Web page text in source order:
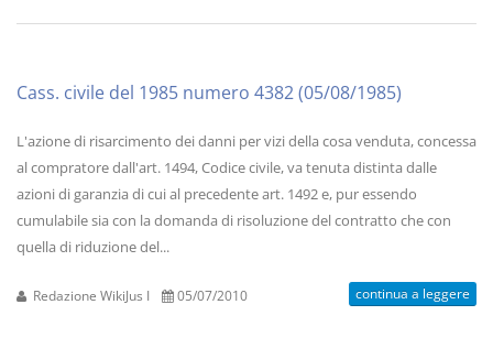
Cass. civile del 1985 numero 4382 (05/08/1985)
L'azione di risarcimento dei danni per vizi della cosa venduta, concessa
al compratore dall'art. 1494, Codice civile, va tenuta distinta dalle
azioni di garanzia di cui al precedente art. 1492 e, pur essendo
cumulabile sia con la domanda di risoluzione del contratto che con
quella di riduzione del...
Redazione WikiJus I 05/07/2010 continua a leggere